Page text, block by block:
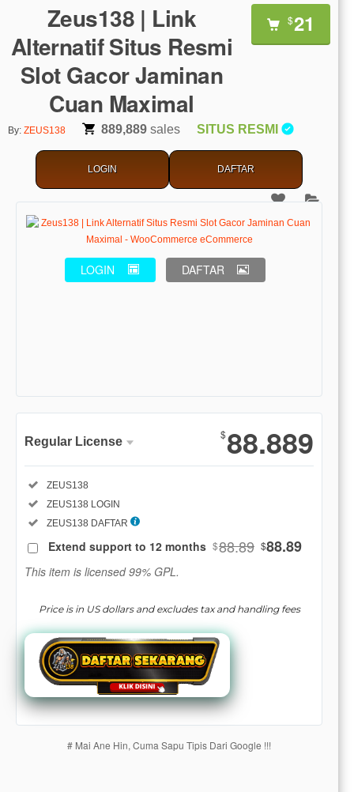
Zeus138 | Link
Alternatif Situs Resmi
Slot Gacor Jaminan
Cuan Maximal
$21
By: ZEUS138 889,889 sales SITUS RESMI
LOGIN DAFTAR
LOGIN DAFTAR
Show More
Regular License
Regular
License
SELECTED
$ 88
Use, by
you or
one
a single
end
product
which
end
users
are not
charged
for. The
$88.889
Included:
ZEUS138
Included:
ZEUS138 LOGIN
Included:
ZEUS138 DAFTAR
Extend support to 12 months $88.89 $88.89
This item is licensed 99% GPL.
Price is in US dollars and excludes tax and handling fees
# Mai Ane Hin, Cuma Sapu Tipis Dari Google !!!